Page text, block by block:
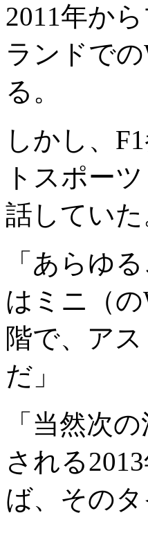
2011年か
ランドで
る。
しかし、
トスポー
話していた
「あらゆ
はミニ（
階で、ア
だ」
「当然次
される
ば、そのタ